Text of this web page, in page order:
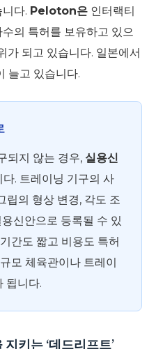
다. Peloton은 인터랙티
의 특허를 보유하고 있으
가 되고 있습니다. 일본에서
늘고 있습니다.
되지 않는 경우, 실용신
. 트레이닝 기구의 사
립의 형상 변경, 각도 조
신안으로 등록될 수 있
간도 짧고 비용도 특허
모 체육관이나 트레이
됩니다.
키는 ‘데드리프트’